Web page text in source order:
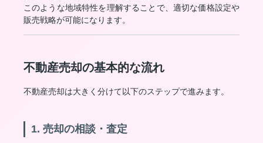
このような地域特性を理解することで、適切な価格設定や
販売戦略が可能になります。
不動産売却の基本的な流れ
不動産売却は大きく分けて以下のステップで進みます。
1. 売却の相談・査定